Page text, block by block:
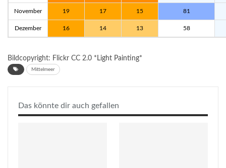
November 19 17 15 81
Dezember 16 14 13 58
Bildcopyright: Flickr CC 2.0 *Light Painting*
Mittelmeer
Das könnte dir auch gefallen